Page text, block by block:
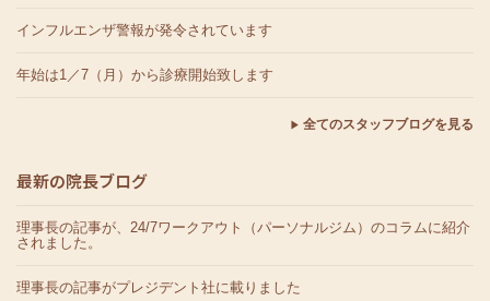
インフルエンザ警報が発令されています
年始は1／7（月）から診療開始致します
全てのスタッフブログを見る
最新の院長ブログ
理事長の記事が、24/7ワークアウト（パーソナルジム）のコラムに紹介
されました。
理事長の記事がプレジデント社に載りました